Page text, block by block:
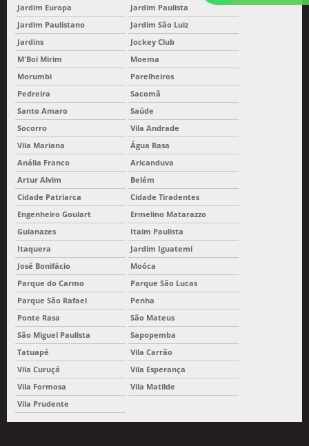
Jardim Europa
Jardim Paulista
Jardim Paulistano
Jardim São Luiz
Jardins
Jockey Club
M'Boi Mirim
Moema
Morumbi
Parelheiros
Pedreira
Sacomã
Santo Amaro
Saúde
Socorro
Vila Andrade
Vila Mariana
Água Rasa
Anália Franco
Aricanduva
Artur Alvim
Belém
Cidade Patriarca
Cidade Tiradentes
Engenheiro Goulart
Ermelino Matarazzo
Guianazes
Itaim Paulista
Itaquera
Jardim Iguatemi
José Bonifácio
Moóca
Parque do Carmo
Parque São Lucas
Parque São Rafael
Penha
Ponte Rasa
São Mateus
São Miguel Paulista
Sapopemba
Tatuapé
Vila Carrão
Vila Curuçá
Vila Esperança
Vila Formosa
Vila Matilde
Vila Prudente